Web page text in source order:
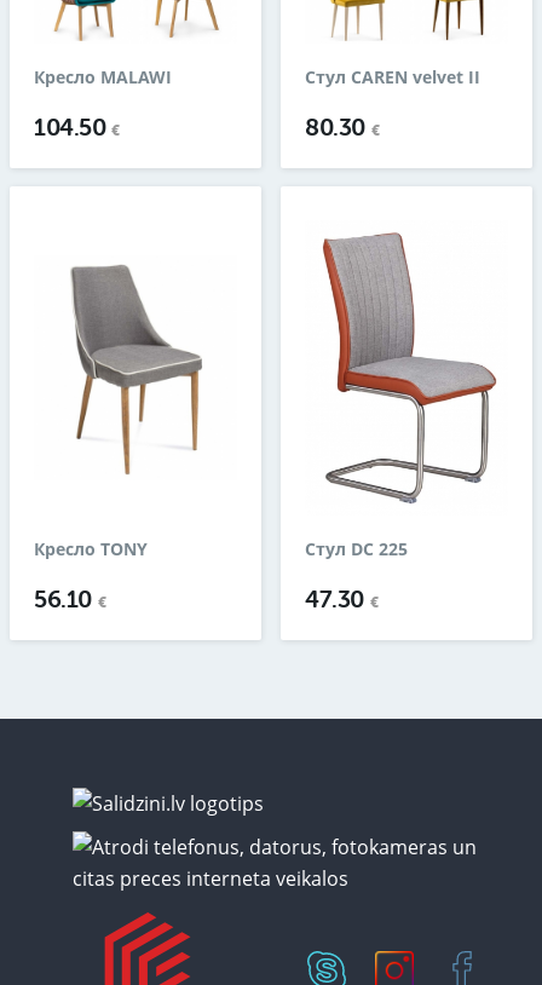
Кресло MALAWI
104.50€
Стул CAREN velvet II
80.30 €
Кресло TONY
56.10 €
Стул DC 225
47.30 €